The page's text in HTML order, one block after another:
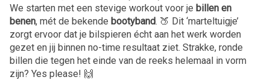
We starten met een stevige workout voor je billen en
benen, mét de bekende bootyband. 🍑 Dit ‘marteltuigje’
zorgt ervoor dat je bilspieren écht aan het werk worden
gezet en jij binnen no-time resultaat ziet. Strakke, ronde
billen die tegen het einde van de reeks helemaal in vorm
zijn? Yes please! 🙌